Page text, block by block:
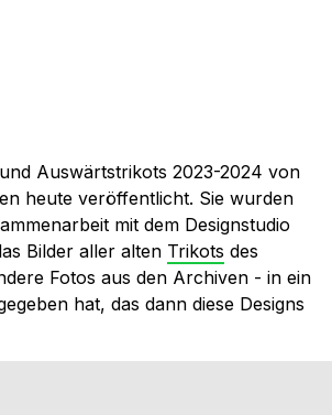
Auswärtstrikots 2023-2024 von
heute veröffentlicht. Sie wurden
mit dem Designstudio
Bilder aller alten Trikots des
Fotos aus den Archiven - in ein
hat, das dann diese Designs